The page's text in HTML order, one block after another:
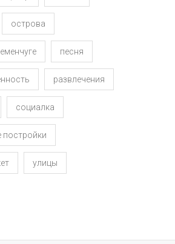
острова
песня
развлечения
социалка
постройки
улицы